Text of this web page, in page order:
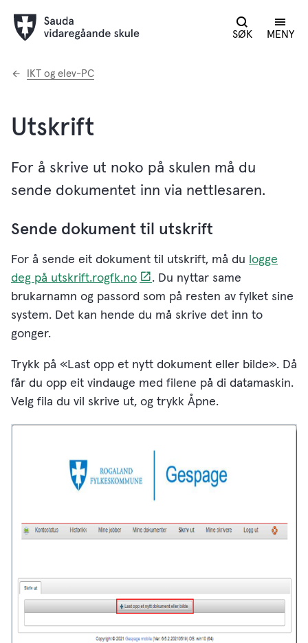
SØK MENY
Du
IKT og elev-PC
Utskrift
For å skrive ut noko på skulen må du
sende dokumentet inn via nettlesaren.
Sende dokument til utskrift
For å sende eit dokument til utskrift, må du logge
deg på utskrift.rogfk.no
. Du nyttar same
brukarnamn og passord som på resten av fylket sine
system. Det kan hende du må skrive det inn to
gonger.
Trykk på «Last opp et nytt dokument eller bilde». Då
får du opp eit vindauge med filene på di datamaskin.
Velg fila du vil skrive ut, og trykk Åpne.